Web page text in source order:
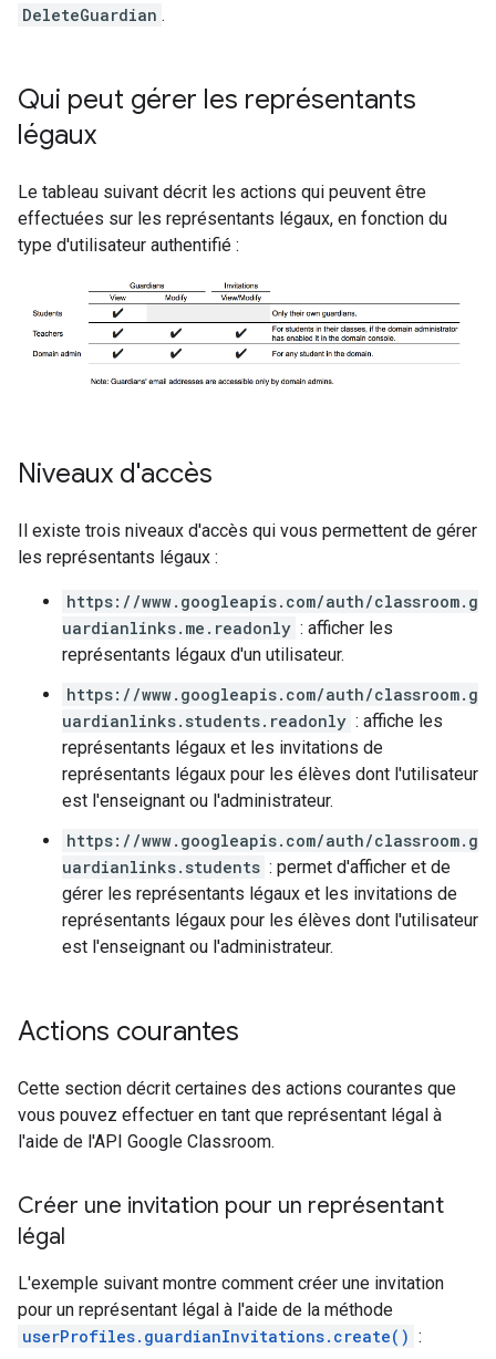
DeleteGuardian .
Qui peut gérer les représentants
légaux
Le tableau suivant décrit les actions qui peuvent être
effectuées sur les représentants légaux, en fonction du
type d'utilisateur authentifié :
Niveaux d'accès
Il existe trois niveaux d'accès qui vous permettent de gérer
les représentants légaux :
https://www.googleapis.com/auth/classroom.g
uardianlinks.me.readonly : afficher les
représentants légaux d'un utilisateur.
https://www.googleapis.com/auth/classroom.g
uardianlinks.students.readonly : affiche les
représentants légaux et les invitations de
représentants légaux pour les élèves dont l'utilisateur
est l'enseignant ou l'administrateur.
https://www.googleapis.com/auth/classroom.g
uardianlinks.students : permet d'afficher et de
gérer les représentants légaux et les invitations de
représentants légaux pour les élèves dont l'utilisateur
est l'enseignant ou l'administrateur.
Actions courantes
Cette section décrit certaines des actions courantes que
vous pouvez effectuer en tant que représentant légal à
l'aide de l'API Google Classroom.
Créer une invitation pour un représentant
légal
L'exemple suivant montre comment créer une invitation
pour un représentant légal à l'aide de la méthode
userProfiles.guardianInvitations.create() :